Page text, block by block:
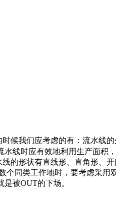
候我们应考虑的有：流水线
线时应有效地利用生产面积
的形状有直线形、直角形、
同类工作地时，要考虑采
被OUT的下场。